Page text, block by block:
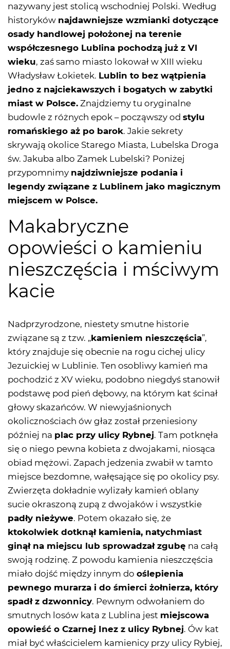
nazywany jest stolicą wschodniej Polski. Według
historyków najdawniejsze wzmianki dotyczące
osady handlowej położonej na terenie
współczesnego Lublina pochodzą już z VI
wieku, zaś samo miasto lokował w XIII wieku
Władysław Łokietek. Lublin to bez wątpienia
jedno z najciekawszych i bogatych w zabytki
miast w Polsce. Znajdziemy tu oryginalne
budowle z różnych epok – począwszy od stylu
romańskiego aż po barok. Jakie sekrety
skrywają okolice Starego Miasta, Lubelska Droga
św. Jakuba albo Zamek Lubelski? Poniżej
przypomnimy najdziwniejsze podania i
legendy związane z Lublinem jako magicznym
miejscem w Polsce.
Makabryczne
opowieści o kamieniu
nieszczęścia i mściwym
kacie
Nadprzyrodzone, niestety smutne historie
związane są z tzw. „kamieniem nieszczęścia”,
który znajduje się obecnie na rogu cichej ulicy
Jezuickiej w Lublinie. Ten osobliwy kamień ma
pochodzić z XV wieku, podobno niegdyś stanowił
podstawę pod pień dębowy, na którym kat ścinał
głowy skazańców. W niewyjaśnionych
okolicznościach ów głaz został przeniesiony
później na plac przy ulicy Rybnej. Tam potknęła
się o niego pewna kobieta z dwojakami, niosąca
obiad mężowi. Zapach jedzenia zwabił w tamto
miejsce bezdomne, wałęsające się po okolicy psy.
Zwierzęta dokładnie wylizały kamień oblany
sucie okraszoną zupą z dwojaków i wszystkie
padły nieżywe. Potem okazało się, że
ktokolwiek dotknął kamienia, natychmiast
ginął na miejscu lub sprowadzał zgubę na całą
swoją rodzinę. Z powodu kamienia nieszczęścia
miało dojść między innym do oślepienia
pewnego murarza i do śmierci żołnierza, który
spadł z dzwonnicy. Pewnym odwołaniem do
smutnych losów kata z Lublina jest miejscowa
opowieść o Czarnej Inez z ulicy Rybnej. Ów kat
miał być właścicielem kamienicy przy ulicy Rybiej,